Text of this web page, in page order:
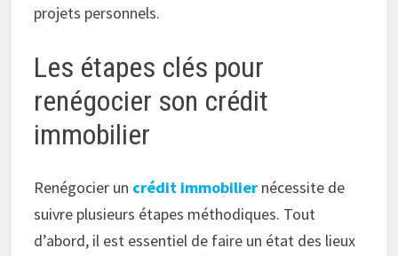
projets personnels.
Les étapes clés pour
renégocier son crédit
immobilier
Renégocier un crédit immobiliernécessite de
suivre plusieurs étapes méthodiques. Tout
d’abord, il est essentiel de faire un état des lieux